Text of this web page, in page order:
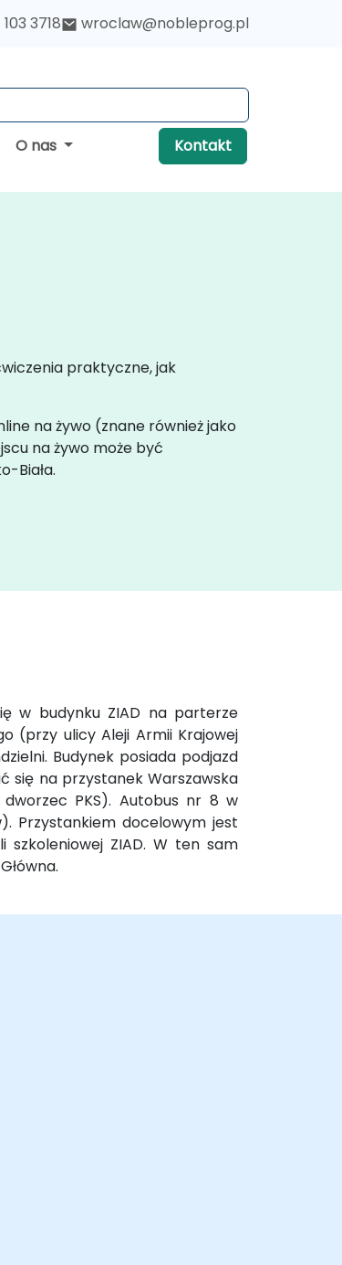
3718 wroclaw@nobleprog.pl
O nas Kontakt
praktyczne, jak
na żywo (znane również jako
na żywo może być
Biała.
w budynku ZIAD na parterze
(przy ulicy Aleji Armii Krajowej
Budynek posiada podjazd
się na przystanek Warszawska
PKS). Autobus nr 8 w
Przystankiem docelowym jest
ZIAD. W ten sam